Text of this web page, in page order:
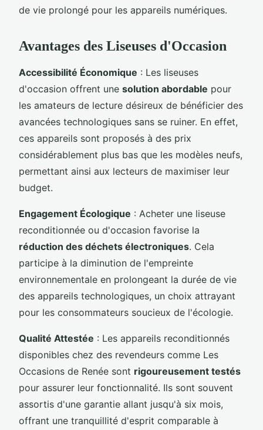
de vie prolongé pour les appareils numériques.
Avantages des Liseuses d'Occasion
Accessibilité Économique : Les liseuses
d'occasion offrent une solution abordable pour
les amateurs de lecture désireux de bénéficier des
avancées technologiques sans se ruiner. En effet,
ces appareils sont proposés à des prix
considérablement plus bas que les modèles neufs,
permettant ainsi aux lecteurs de maximiser leur
budget.
Engagement Écologique : Acheter une liseuse
reconditionnée ou d'occasion favorise la
réduction des déchets électroniques. Cela
participe à la diminution de l'empreinte
environnementale en prolongeant la durée de vie
des appareils technologiques, un choix attrayant
pour les consommateurs soucieux de l'écologie.
Qualité Attestée : Les appareils reconditionnés
disponibles chez des revendeurs comme Les
Occasions de Renée sont rigoureusement testés
pour assurer leur fonctionnalité. Ils sont souvent
assortis d'une garantie allant jusqu'à six mois,
offrant une tranquillité d'esprit comparable à